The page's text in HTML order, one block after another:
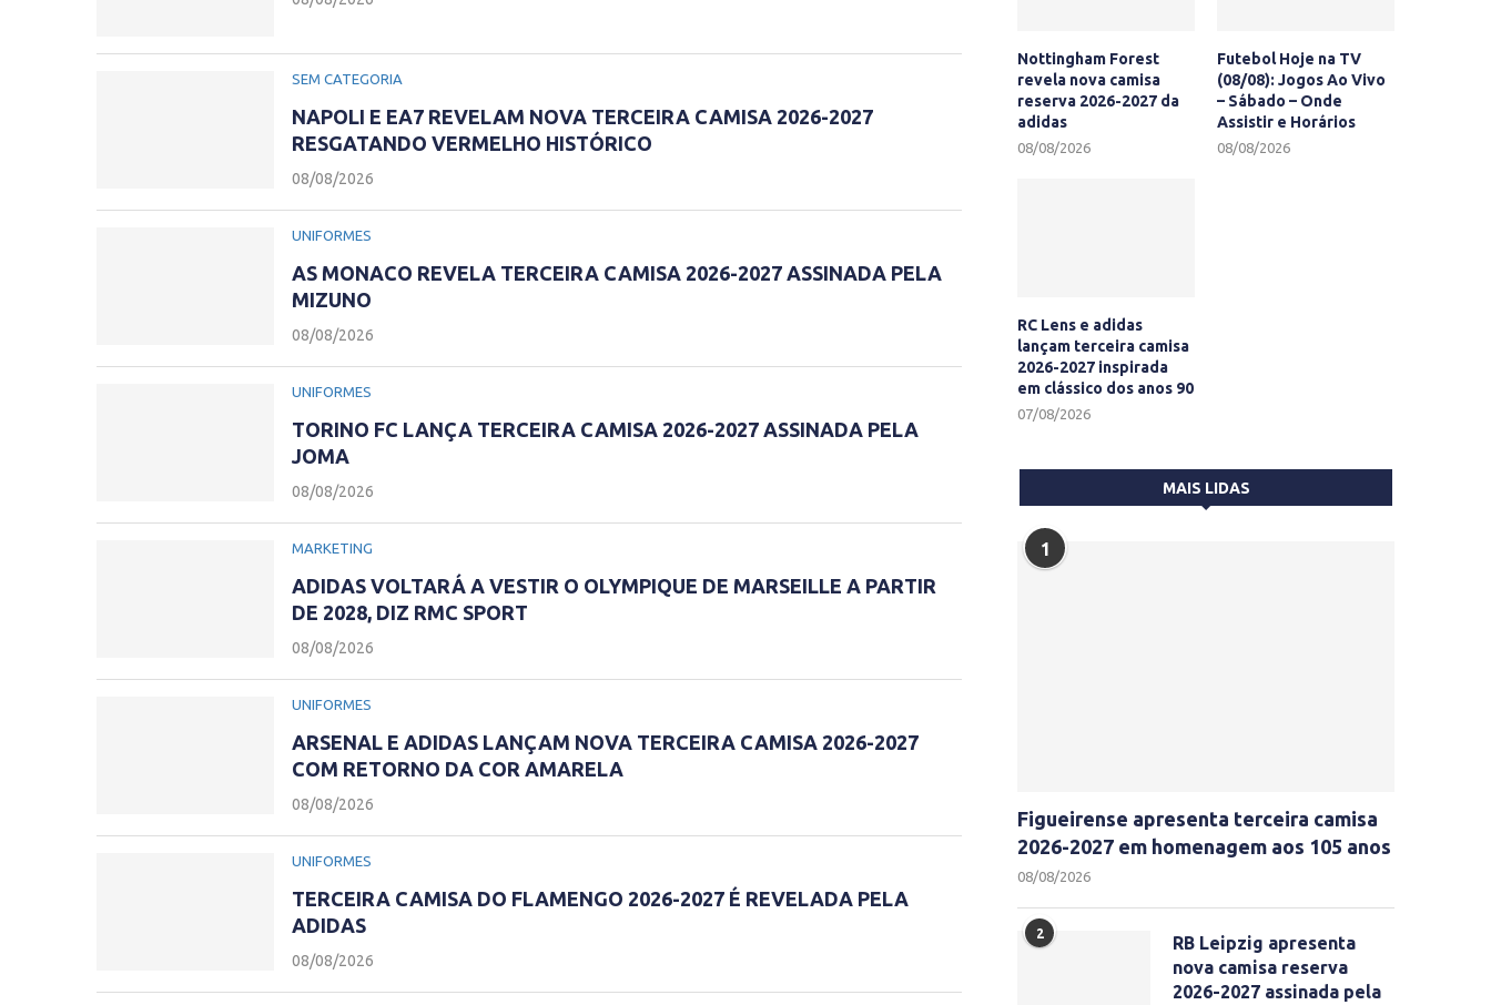
SEM CATEGORIA
NAPOLI E EA7 REVELAM NOVA TERCEIRA CAMISA 2026-2027
RESGATANDO VERMELHO HISTÓRICO
08/08/2026
UNIFORMES
AS MONACO REVELA TERCEIRA CAMISA 2026-2027 ASSINADA PELA
MIZUNO
08/08/2026
UNIFORMES
TORINO FC LANÇA TERCEIRA CAMISA 2026-2027 ASSINADA PELA
JOMA
08/08/2026
MARKETING
ADIDAS VOLTARÁ A VESTIR O OLYMPIQUE DE MARSEILLE A PARTIR
DE 2028, DIZ RMC SPORT
08/08/2026
UNIFORMES
ARSENAL E ADIDAS LANÇAM NOVA TERCEIRA CAMISA 2026-2027
COM RETORNO DA COR AMARELA
08/08/2026
UNIFORMES
TERCEIRA CAMISA DO FLAMENGO 2026-2027 É REVELADA PELA
ADIDAS
08/08/2026
Nottingham Forest
revela nova camisa
reserva 2026-2027 da
adidas
08/08/2026
Futebol Hoje na TV
(08/08): Jogos Ao Vivo
– Sábado – Onde
Assistir e Horários
08/08/2026
RC Lens e adidas
lançam terceira camisa
2026-2027 inspirada
em clássico dos anos 90
07/08/2026
MAIS LIDAS
1
Figueirense apresenta terceira camisa
2026-2027 em homenagem aos 105 anos
08/08/2026
2
RB Leipzig apresenta
nova camisa reserva
2026-2027 assinada pela